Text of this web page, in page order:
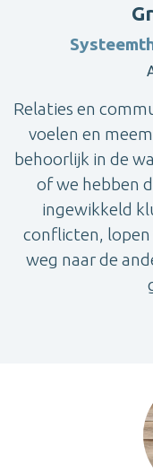
Relaties en
voelen en
behoorlijk in de
of we hebben
ingewikkeld
conflicten, lopen
weg naar de